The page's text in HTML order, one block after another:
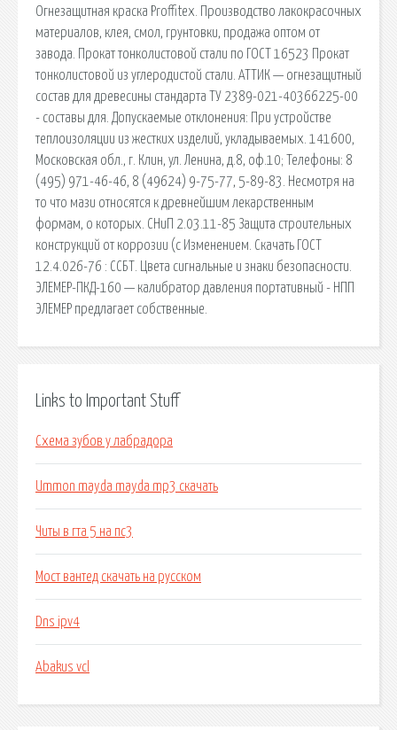
Огнезащитная краска Proffitex. Производство лакокрасочных
материалов, клея, смол, грунтовки, продажа оптом от
завода. Прокат тонколистовой стали по ГОСТ 16523 Прокат
тонколистовой из углеродистой стали. АТТИК — огнезащитный
состав для древесины стандарта ТУ 2389-021-40366225-00
- составы для. Допускаемые отклонения: При устройстве
теплоизоляции из жестких изделий, укладываемых. 141600,
Московская обл., г. Клин, ул. Ленина, д.8, оф.10; Телефоны: 8
(495) 971-46-46, 8 (49624) 9-75-77, 5-89-83. Несмотря на
то что мази относятся к древнейшим лекарственным
формам, о которых. СНиП 2.03.11-85 Защита строительных
конструкций от коррозии (с Изменением. Скачать ГОСТ
12.4.026-76 : ССБТ. Цвета сигнальные и знаки безопасности.
ЭЛЕМЕР-ПКД-160 — калибратор давления портативный - НПП
ЭЛЕМЕР предлагает собственные.
Links to Important Stuff
Схема зубов у лабрадора
Ummon mayda mayda mp3 скачать
Читы в гта 5 на пс3
Мост вантед скачать на русском
Dns ipv4
Abakus vcl